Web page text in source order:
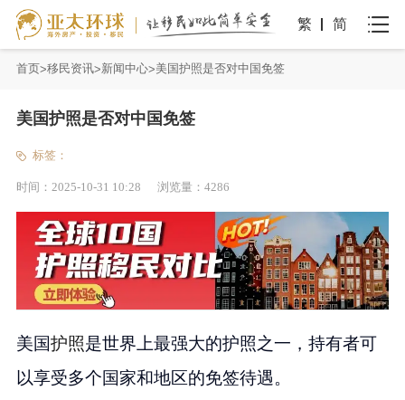
繁 简
首页 移民资讯 新闻中心 美国护照是否对中国免签
美国护照是否对中国免签
标签：
时间： 2025-10-31 10:28 浏览量： 4286
美国护照是世界上最强大的护照之一，持有者可
以享受多个国家和地区的免签待遇。